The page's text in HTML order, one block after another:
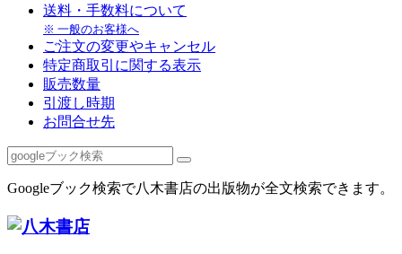
送料・手数料について
※ 一般のお客様へ
ご注文の変更やキャンセル
特定商取引に関する表示
販売数量
引渡し時期
お問合せ先
Googleブック検索で八木書店の出版物が全文検索できます。